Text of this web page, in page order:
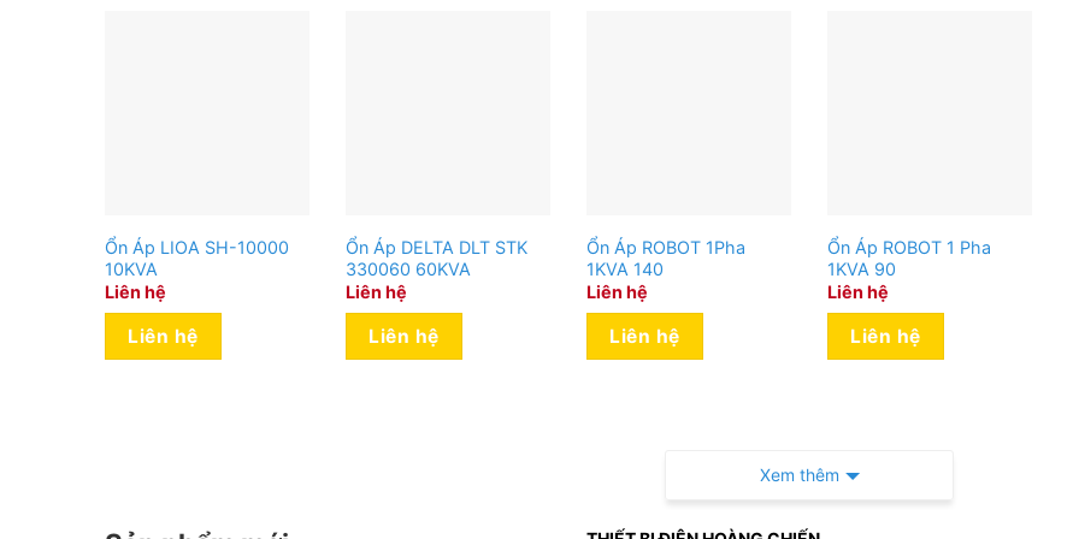
Ổn Áp LIOA SH-10000
10KVA
Liên hệ
Liên hệ
Ổn Áp DELTA DLT STK
330060 60KVA
Liên hệ
Liên hệ
Ổn Áp ROBOT 1Pha
1KVA 140
Liên hệ
Liên hệ
Ổn Áp ROBOT 1 Pha
1KVA 90
Liên hệ
Liên hệ
Xem thêm